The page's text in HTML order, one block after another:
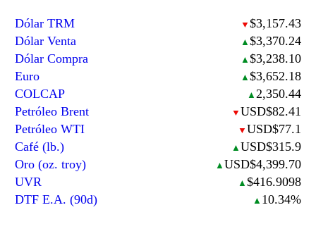
Dólar TRM ▼ $3,157.43
Dólar Venta
▲ $3,370.24
Dólar Compra
▲ $3,238.10
Euro
▲ $3,652.18
COLCAP
▲ 2,350.44
Petróleo Brent
▼ USD$82.41
Petróleo WTI
▼ USD$77.1
Café (lb.)
▲ USD$315.9
Oro (oz. troy)
▲ USD$4,399.70
UVR
▲ $416.9098
DTF E.A. (90d)
▲ 10.34%